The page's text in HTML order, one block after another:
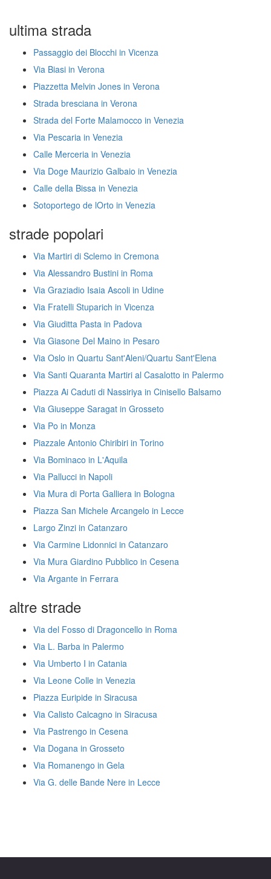
ultima strada
Passaggio dei Blocchi in Vicenza
Via Biasi in Verona
Piazzetta Melvin Jones in Verona
Strada bresciana in Verona
Strada del Forte Malamocco in Venezia
Via Pescaria in Venezia
Calle Merceria in Venezia
Via Doge Maurizio Galbaio in Venezia
Calle della Bissa in Venezia
Sotoportego de lOrto in Venezia
strade popolari
Via Martiri di Sclemo in Cremona
Via Alessandro Bustini in Roma
Via Graziadio Isaia Ascoli in Udine
Via Fratelli Stuparich in Vicenza
Via Giuditta Pasta in Padova
Via Giasone Del Maino in Pesaro
Via Oslo in Quartu Sant'Aleni/Quartu Sant'Elena
Via Santi Quaranta Martiri al Casalotto in Palermo
Piazza Ai Caduti di Nassiriya in Cinisello Balsamo
Via Giuseppe Saragat in Grosseto
Via Po in Monza
Piazzale Antonio Chiribiri in Torino
Via Bominaco in L'Aquila
Via Pallucci in Napoli
Via Mura di Porta Galliera in Bologna
Piazza San Michele Arcangelo in Lecce
Largo Zinzi in Catanzaro
Via Carmine Lidonnici in Catanzaro
Via Mura Giardino Pubblico in Cesena
Via Argante in Ferrara
altre strade
Via del Fosso di Dragoncello in Roma
Via L. Barba in Palermo
Via Umberto I in Catania
Via Leone Colle in Venezia
Piazza Euripide in Siracusa
Via Calisto Calcagno in Siracusa
Via Pastrengo in Cesena
Via Dogana in Grosseto
Via Romanengo in Gela
Via G. delle Bande Nere in Lecce